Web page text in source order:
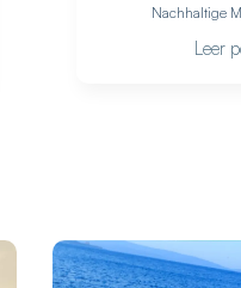
Nachhaltige
Leer